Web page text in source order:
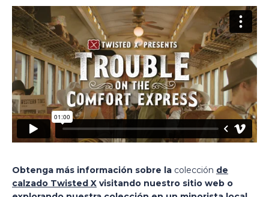
Obtenga más información sobre la colección de
calzado Twisted X visitando nuestro sitio web o